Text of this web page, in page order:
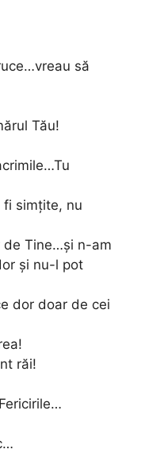
să
Tău!
fi simţite, nu
de Tine…şi n-am
şi nu-l pot
dor doar de cei
răi!